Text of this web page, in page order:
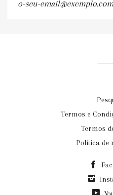
Termos e
Termos
Política de